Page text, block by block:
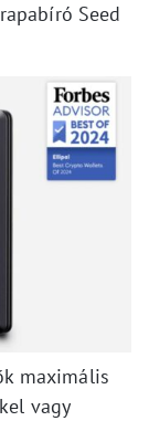
Seed
maximális
vagy